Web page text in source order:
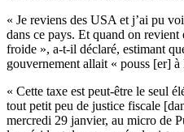
« Je reviens des USA et j’ai pu
dans ce pays. Et quand on revient
froide », a-t-il déclaré, estimant
gouvernement allait « pouss [er]
« Cette taxe est peut-être le seul
tout petit peu de justice fiscale
mercredi 29 janvier, au micro de